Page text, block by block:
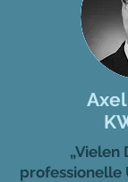
„Vielen
professionelle